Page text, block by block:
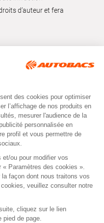
d’auteur et fera
RGPD
Instagram